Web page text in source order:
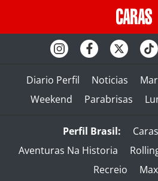
Diario Perfil Noticias
Weekend
Parabrisas
Perfil Brasil: Caras
Aventuras Na Historia
Recreio